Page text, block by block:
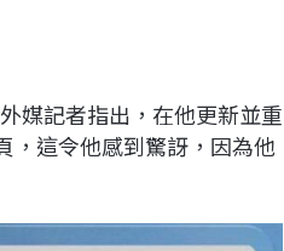
媒記者指出，在他更新並重
，這令他感到驚訝，因為他